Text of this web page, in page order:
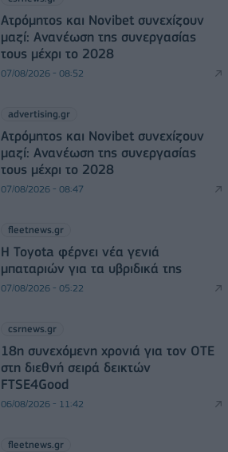
Ατρόμητος και Novibet συνεχίζουν
μαζί: Ανανέωση της συνεργασίας
τους μέχρι το 2028
07/08/2026 - 08:52
advertising.gr
Ατρόμητος και Novibet συνεχίζουν
μαζί: Ανανέωση της συνεργασίας
τους μέχρι το 2028
07/08/2026 - 08:47
fleetnews.gr
Η Toyota φέρνει νέα γενιά
μπαταριών για τα υβριδικά της
07/08/2026 - 05:22
csrnews.gr
18η συνεχόμενη χρονιά για τον ΟΤΕ
στη διεθνή σειρά δεικτών
FTSE4Good
06/08/2026 - 11:42
fleetnews.gr